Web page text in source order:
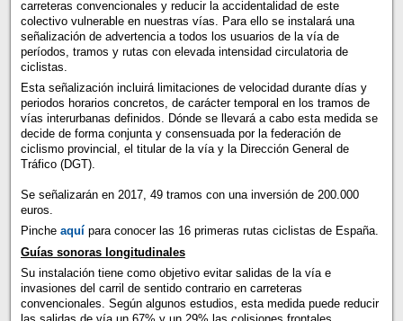
carreteras convencionales y reducir la accidentalidad de este
colectivo vulnerable en nuestras vías. Para ello se instalará una
señalización de advertencia a todos los usuarios de la vía de
períodos, tramos y rutas con elevada intensidad circulatoria de
ciclistas.
Esta señalización incluirá limitaciones de velocidad durante días y
periodos horarios concretos, de carácter temporal en los tramos de
vías interurbanas definidos. Dónde se llevará a cabo esta medida se
decide de forma conjunta y consensuada por la federación de
ciclismo provincial, el titular de la vía y la Dirección General de
Tráfico (DGT).
Se señalizarán en 2017, 49 tramos con una inversión de 200.000
euros.
Pinche aquípara conocer las 16 primeras rutas ciclistas de España.
Guías sonoras longitudinales
Su instalación tiene como objetivo evitar salidas de la vía e
invasiones del carril de sentido contrario en carreteras
convencionales. Según algunos estudios, esta medida puede reducir